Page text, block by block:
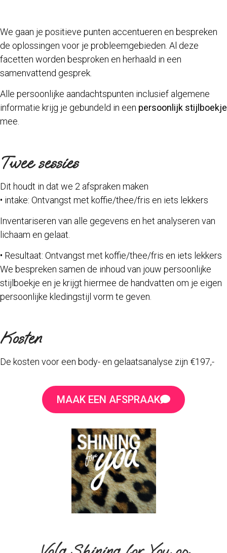
We gaan je positieve punten accentueren en bespreken
de oplossingen voor je probleemgebieden. Al deze
facetten worden besproken en herhaald in een
samenvattend gesprek.
Alle persoonlijke aandachtspunten inclusief algemene
informatie krijg je gebundeld in een persoonlijk stijlboekje
mee.
Twee sessies
Dit houdt in dat we 2 afspraken maken
• intake: Ontvangst met koffie/thee/fris en iets lekkers
Inventariseren van alle gegevens en het analyseren van
lichaam en gelaat.
• Resultaat: Ontvangst met koffie/thee/fris en iets lekkers
We bespreken samen de inhoud van jouw persoonlijke
stijlboekje en je krijgt hiermee de handvatten om je eigen
persoonlijke kledingstijl vorm te geven.
Kosten
De kosten voor een body- en gelaatsanalyse zijn €197,-
MAAK EEN AFSPRAAK